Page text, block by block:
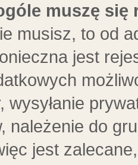
muszę się
musisz, to od
jest
wysyłanie
należenie do
jest